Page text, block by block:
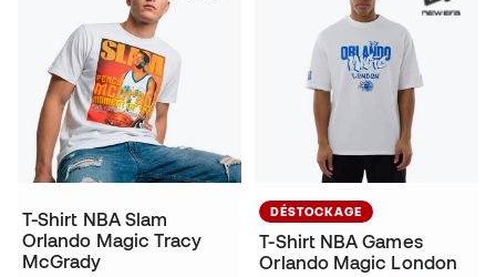
T-Shirt NBA Slam
Orlando Magic Tracy
McGrady
DÉSTOCKAGE
T-Shirt NBA Games
Orlando Magic London